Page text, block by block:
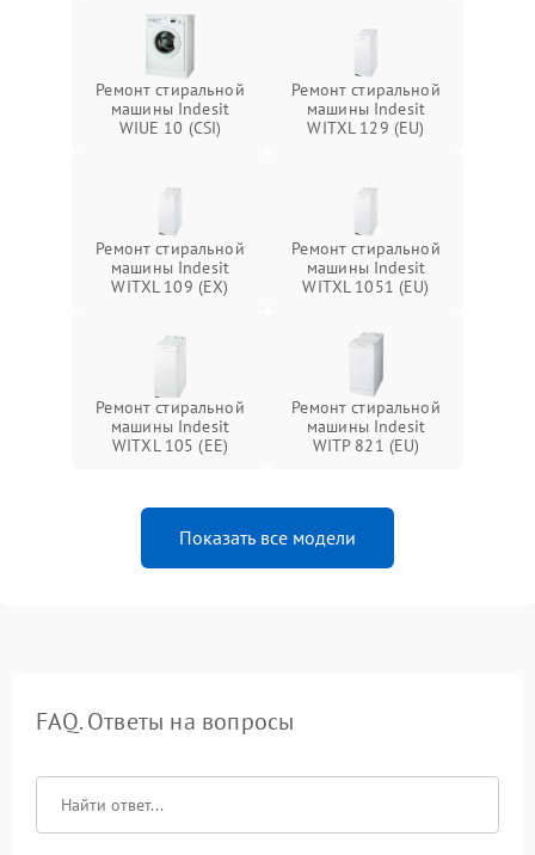
Ремонт стиральной
машины Indesit
WIUE 10 (CSI)
Ремонт стиральной
машины Indesit
WITXL 129 (EU)
Ремонт стиральной
машины Indesit
WITXL 109 (EX)
Ремонт стиральной
машины Indesit
WITXL 1051 (EU)
Ремонт стиральной
машины Indesit
WITXL 105 (EE)
Ремонт стиральной
машины Indesit
WITP 821 (EU)
Показать все модели
FAQ. Ответы на вопросы